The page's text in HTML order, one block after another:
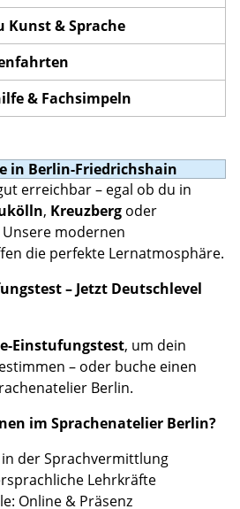
Kunst & Sprache
& Fachsimpeln
in Berlin-Friedrichshain
erreichbar – egal ob du in
, Kreuzberg oder
modernen
die perfekte Lernatmosphäre.
– Jetzt Deutschlevel
Einstufungstest, um dein
– oder buche einen
Berlin.
im Sprachenatelier Berlin?
der Sprachvermittlung
Lehrkräfte
Online & Präsenz